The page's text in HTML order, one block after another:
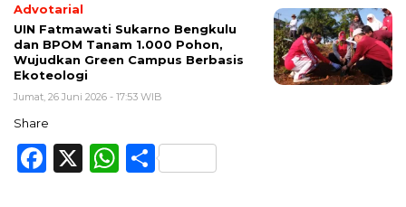
Advotarial
UIN Fatmawati Sukarno Bengkulu
dan BPOM Tanam 1.000 Pohon,
Wujudkan Green Campus Berbasis
Ekoteologi
Jumat, 26 Juni 2026 - 17:53 WIB
Share
Facebook
X WhatsApp
Share